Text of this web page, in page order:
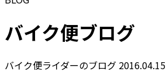
バイク便ブログ
バイク便ライダーのブログ 2016.04.15